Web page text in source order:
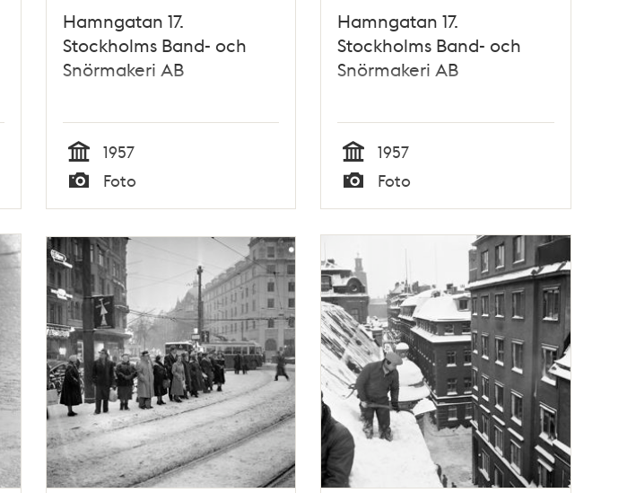
Hamngatan 17.
Stockholms Band- och
Snörmakeri AB
Tid
1957
Typ
Foto
Hamngatan 17.
Stockholms Band- och
Snörmakeri AB
Tid
1957
Typ
Foto